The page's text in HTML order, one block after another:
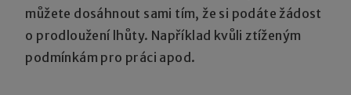
můžete dosáhnout sami tím, že si podáte žádost
o prodloužení lhůty. Například kvůli ztíženým
podmínkám pro práci apod.